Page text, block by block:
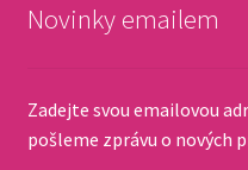
Novinky emailem
Zadejte svou emailovou
pošleme zprávu o nových